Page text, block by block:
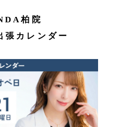
柏院
張カレンダー